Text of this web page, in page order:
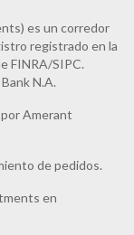
es un corredor
registrado en la
FINRA/SIPC.
N.A.
Amerant
de pedidos.
en